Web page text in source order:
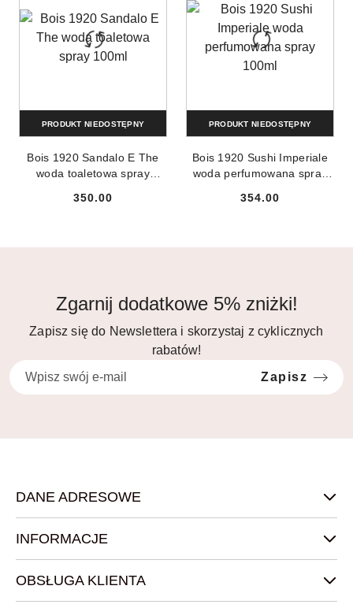
Bois 1920 Sandalo E The
woda toaletowa spray
Cena:
350.00
PRODUKT NIEDOSTĘPNY
Bois 1920 Sushi Imperiale
woda perfumowana spray
Cena:
354.00
PRODUKT NIEDOSTĘPNY
Zgarnij dodatkowe 5% zniżki!
Zapisz się do Newslettera i skorzystaj z cyklicznych
rabatów!
Zapisz
DANE ADRESOWE
INFORMACJE
OBSŁUGA KLIENTA